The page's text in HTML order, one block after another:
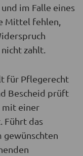
im Falle eines
Mittel fehlen,
zahlt.
für Pflegerecht
Bescheid prüft
mit einer
Führt das
gewünschten